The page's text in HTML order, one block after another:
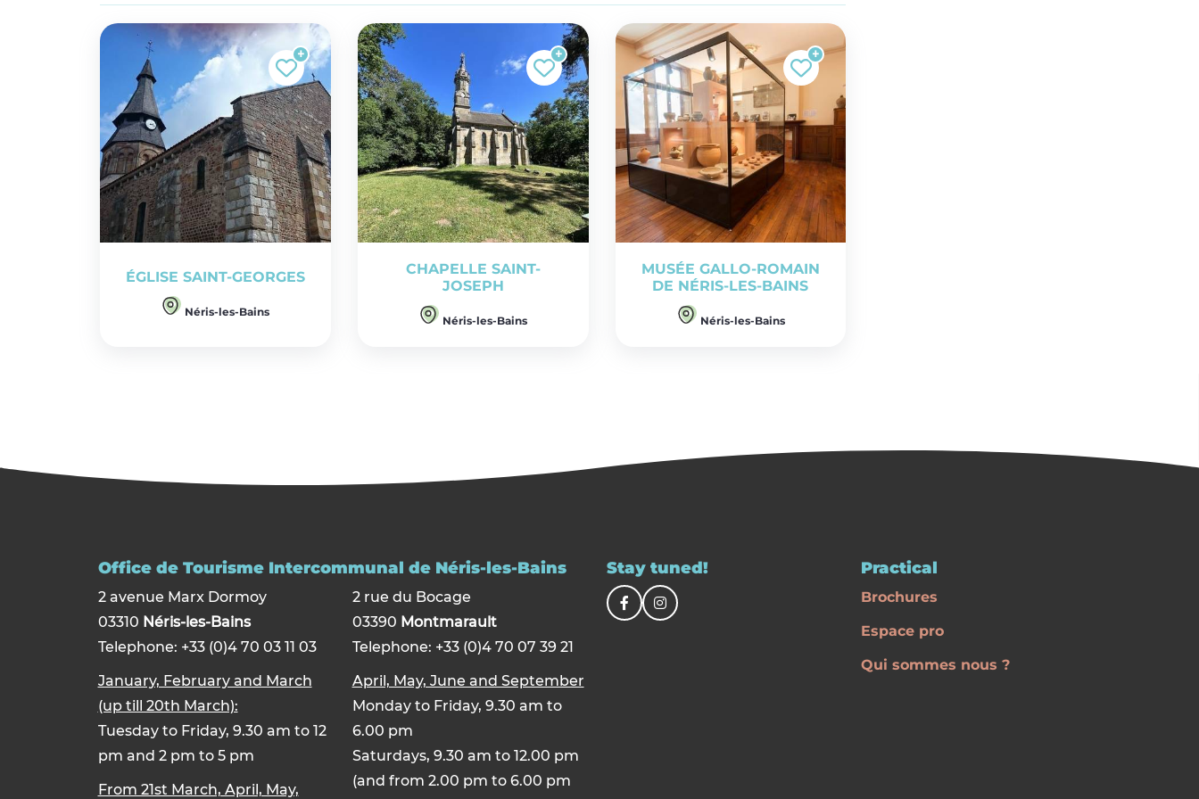
ÉGLISE SAINT-GEORGES
Néris-les-Bains
CHAPELLE SAINT-
JOSEPH
Néris-les-Bains
MUSÉE GALLO-ROMAIN
DE NÉRIS-LES-BAINS
Néris-les-Bains
Office de Tourisme Intercommunal de Néris-les-Bains
2 avenue Marx Dormoy
03310 Néris-les-Bains
Telephone: +33 (0)4 70 03 11 03
January, February and March
(up till 20th March):
Tuesday to Friday, 9.30 am to 12
pm and 2 pm to 5 pm
From 21st March, April, May,
2 rue du Bocage
03390 Montmarault
Telephone: +33 (0)4 70 07 39 21
April, May, June and September
Monday to Friday, 9.30 am to
6.00 pm
Saturdays, 9.30 am to 12.00 pm
(and from 2.00 pm to 6.00 pm
Stay tuned! Practical
Brochures
Espace pro
Qui sommes nous ?